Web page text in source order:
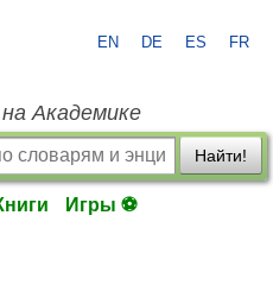
EN DE ES FR
Академике
Найти!
Игры ⚽